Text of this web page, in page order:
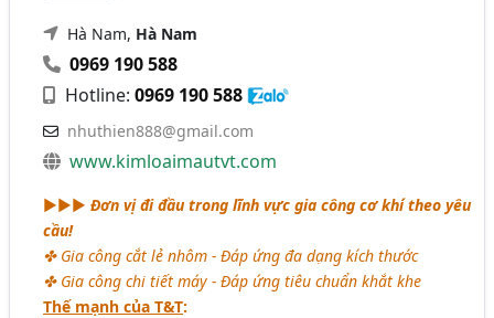
Hà Nam, Hà Nam
0969 190 588
Hotline:0969 190 588
nhuthien888@gmail.com
www.kimloaimautvt.com
►►►Đơn vị đi đầu trong lĩnh vực gia công cơ khí theo yêu
cầu!
✤ Gia công cắt lẻ nhôm - Đáp ứng đa dạng kích thước
✤ Gia công chi tiết máy - Đáp ứng tiêu chuẩn khắt khe
Thế mạnh của T&T: